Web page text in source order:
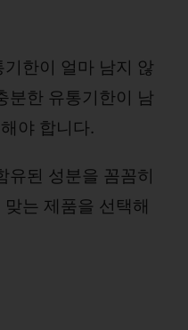
기한이 얼마 남지 않
분한 유통기한이 남
야 합니다.
유된 성분을 꼼꼼히
는 제품을 선택해